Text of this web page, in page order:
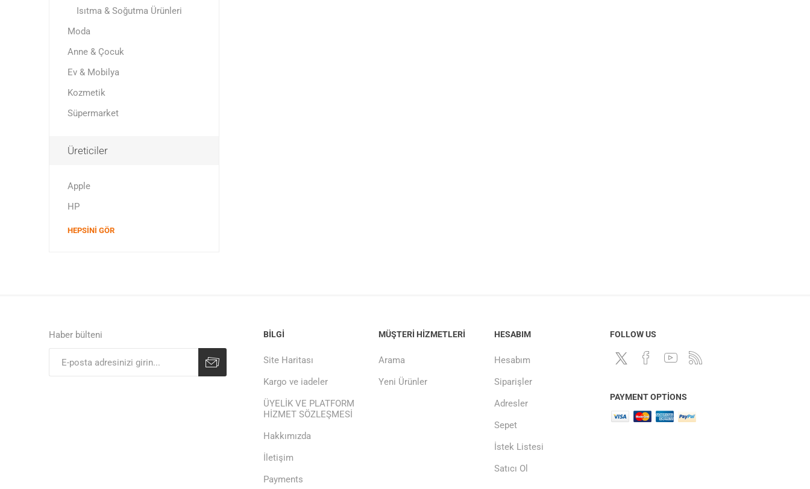
Isıtma & Soğutma Ürünleri
Moda
Anne & Çocuk
Ev & Mobilya
Kozmetik
Süpermarket
Üreticiler
Apple
HP
HEPSINI GÖR
Haber bülteni BILGI
Site Haritası
Kargo ve iadeler
ÜYELİK VE PLATFORM
HİZMET SÖZLEŞMESİ
Hakkımızda
İletişim
Payments
MÜŞTERI HIZMETLERI
Arama
Yeni Ürünler
HESABIM
Hesabım
Siparişler
Adresler
Sepet
İstek Listesi
Satıcı Ol
FOLLOW US
PAYMENT OPTIONS